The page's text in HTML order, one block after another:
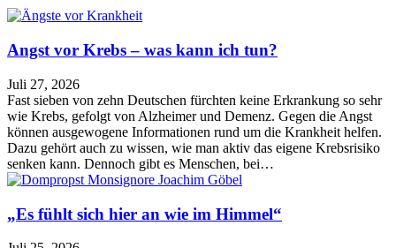
Angst vor Krebs – was kann ich tun?
Juli 27, 2026
Fast sieben von zehn Deutschen fürchten keine Erkrankung so sehr
wie Krebs, gefolgt von Alzheimer und Demenz. Gegen die Angst
können ausgewogene Informationen rund um die Krankheit helfen.
Dazu gehört auch zu wissen, wie man aktiv das eigene Krebsrisiko
senken kann. Dennoch gibt es Menschen, bei…
„Es fühlt sich hier an wie im Himmel“